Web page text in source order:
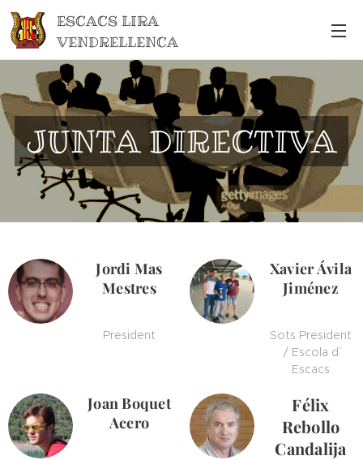
ESCACS LIRA
VENDRELLENCA
JUNTA DIRECTIVA
Jordi Mas
Mestres
President
Xavier Ávila
Jiménez
Sots President
/ Escola d´
Escacs
Joan Boquet
Acero
Félix
Rebollo
Candalija